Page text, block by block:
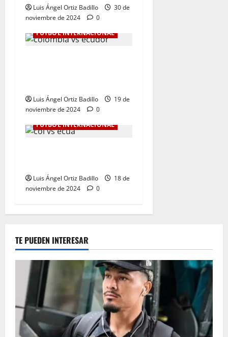
Luis Ángel Ortiz Badillo
30 de
noviembre de 2024
0
FÚTBOL INTERNACIONAL
Luis Ángel Ortiz Badillo
19 de
noviembre de 2024
0
FÚTBOL INTERNACIONAL
Luis Ángel Ortiz Badillo
18 de
noviembre de 2024
0
TE PUEDEN INTERESAR